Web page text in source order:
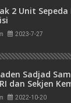
2 Unit
2023-7-27
Sadjad
dan Sekjen
2022-10-20